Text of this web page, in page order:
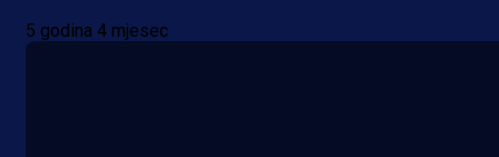
5 godina 4 mjesec